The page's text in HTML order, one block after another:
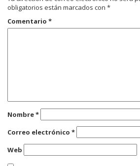
obligatorios están marcados con *
Comentario *
Nombre*
Correo electrónico *
Web